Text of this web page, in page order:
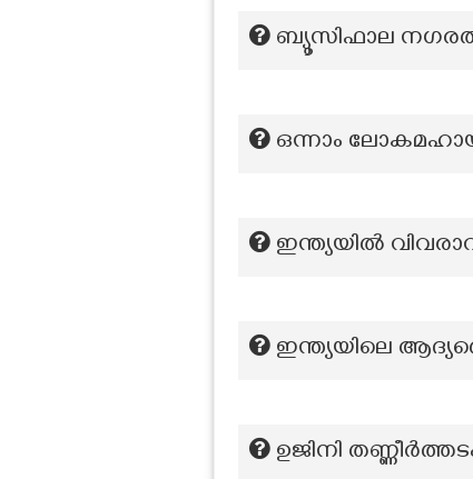
ബ്യൂസിഫാല
ഒന്നാം
ഇന്ത്യയിൽ
ഇന്ത്യയിലെ
ഉജിനി